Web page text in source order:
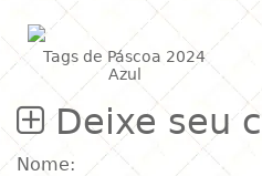
Tags de Páscoa 2024
Azul
Deixe seu
Nome: